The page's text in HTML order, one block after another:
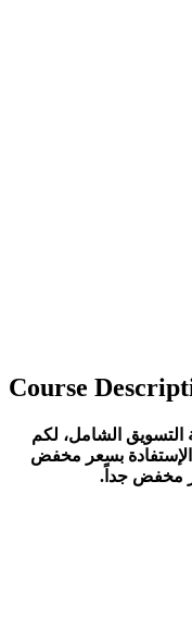
Course
( ١ - ٢) من دبلومة التسويق الشامل، لكم
الإستفادة بسعر مخفض